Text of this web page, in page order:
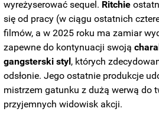
wyreżyserować sequel. Ritchie
się od pracy (w ciągu ostatnich
filmów, a w 2025 roku ma zamiar
zapewne do kontynuacji swoją
gangsterski styl , których
odsłonie. Jego ostatnie produkcje
mistrzem gatunku z dużą werwą do
przyjemnych widowisk akcji.